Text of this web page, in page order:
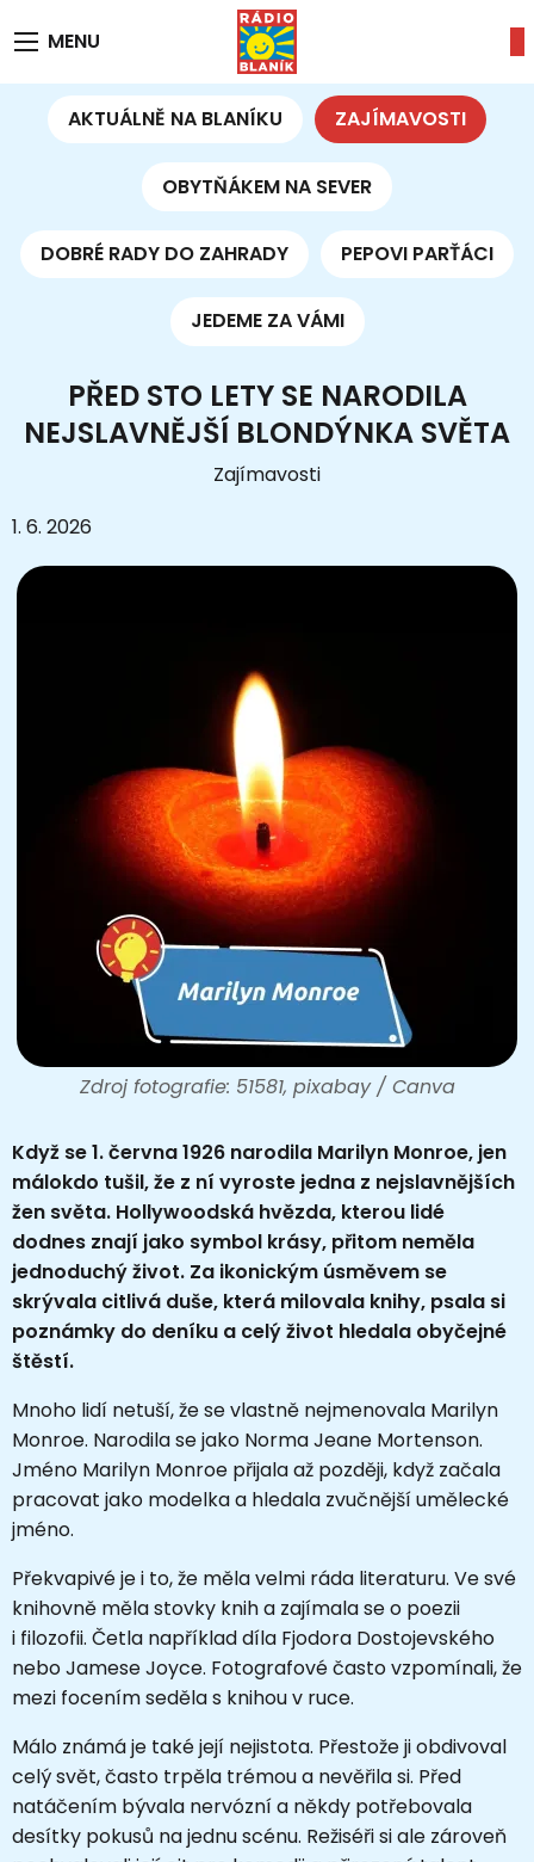
MENU
AKTUÁLNĚ NA BLANÍKU ZAJÍMAVOSTI
OBYTŇÁKEM NA SEVER
DOBRÉ RADY DO ZAHRADY PEPOVI PARŤÁCI
JEDEME ZA VÁMI
PŘED STO LETY SE NARODILA
NEJSLAVNĚJŠÍ BLONDÝNKA SVĚTA
Zajímavosti
1. 6. 2026
Zdroj fotografie: 51581, pixabay / Canva
Když se 1. června 1926 narodila Marilyn Monroe, jen
málokdo tušil, že z ní vyroste jedna z nejslavnějších
žen světa. Hollywoodská hvězda, kterou lidé
dodnes znají jako symbol krásy, přitom neměla
jednoduchý život. Za ikonickým úsměvem se
skrývala citlivá duše, která milovala knihy, psala si
poznámky do deníku a celý život hledala obyčejné
štěstí.
Mnoho lidí netuší, že se vlastně nejmenovala Marilyn
Monroe. Narodila se jako Norma Jeane Mortenson.
Jméno Marilyn Monroe přijala až později, když začala
pracovat jako modelka a hledala zvučnější umělecké
jméno.
Překvapivé je i to, že měla velmi ráda literaturu. Ve své
knihovně měla stovky knih a zajímala se o poezii
i filozofii. Četla například díla Fjodora Dostojevského
nebo Jamese Joyce. Fotografové často vzpomínali, že
mezi focením seděla s knihou v ruce.
Málo známá je také její nejistota. Přestože ji obdivoval
celý svět, často trpěla trémou a nevěřila si. Před
natáčením bývala nervózní a někdy potřebovala
desítky pokusů na jednu scénu. Režiséři si ale zároveň